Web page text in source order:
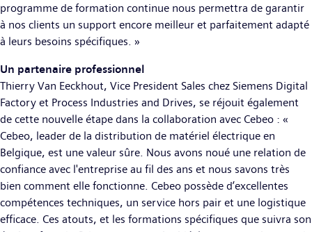
programme de formation continue nous permettra de garantir
à nos clients un support encore meilleur et parfaitement adapté
à leurs besoins spécifiques. »
Un partenaire professionnel
Thierry Van Eeckhout, Vice President Sales chez Siemens Digital
Factory et Process Industries and Drives, se réjouit également
de cette nouvelle étape dans la collaboration avec Cebeo : «
Cebeo, leader de la distribution de matériel électrique en
Belgique, est une valeur sûre. Nous avons noué une relation de
confiance avec l'entreprise au fil des ans et nous savons très
bien comment elle fonctionne. Cebeo possède d’excellentes
compétences techniques, un service hors pair et une logistique
efficace. Ces atouts, et les formations spécifiques que suivra son